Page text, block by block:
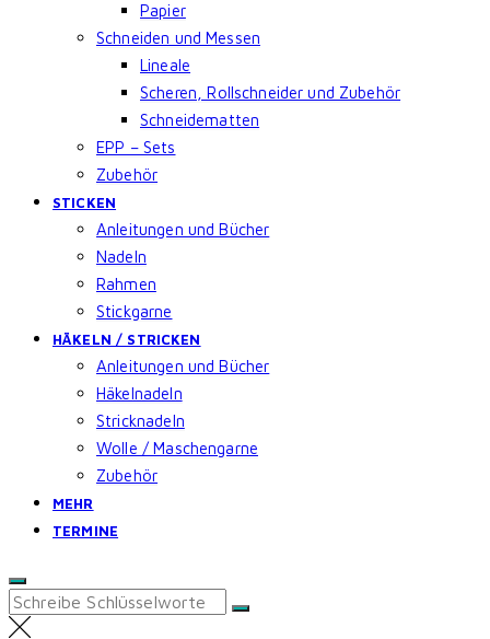
Papier
Schneiden und Messen
Lineale
Scheren, Rollschneider und Zubehör
Schneidematten
EPP – Sets
Zubehör
STICKEN
Anleitungen und Bücher
Nadeln
Rahmen
Stickgarne
HÄKELN / STRICKEN
Anleitungen und Bücher
Häkelnadeln
Stricknadeln
Wolle / Maschengarne
Zubehör
MEHR
TERMINE
Search
for: